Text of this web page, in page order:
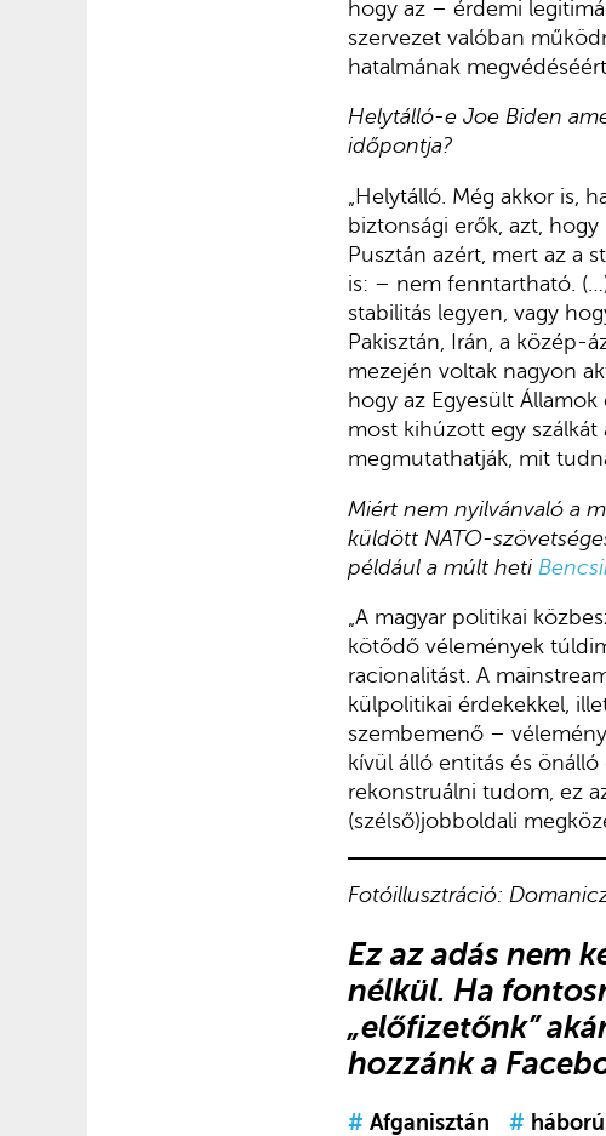
hogy az – érdemi
szervezet valóban
hatalmának
Helytálló-e Joe Biden
időpontja?
„Helytálló. Még akkor is,
biztonsági erők, azt,
Pusztán azért, mert az a
is: – nem fenntartható.
stabilitás legyen, vagy
Pakisztán, Irán, a közép-
mezején voltak nagyon
hogy az Egyesült
most kihúzott egy
megmutathatják, mit
Miért nem nyilvánvaló a
küldött NATO-
például a múlt heti
„A magyar politikai
kötődő vélemények
racionalitást. A
külpolitikai érdekekkel,
szembemenő –
kívül álló entitás és
rekonstruálni tudom, ez
(szélső)jobboldali
Fotóillusztráció:
Ez az adás nem
nélkül. Ha
„előfizetőnk”
hozzánk a
# Afganisztán # háború